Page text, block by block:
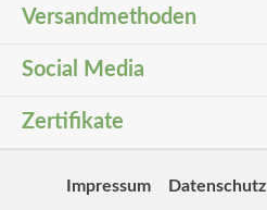
Versandmethoden
Social Media
Zertifikate
Impressum Datenschutz